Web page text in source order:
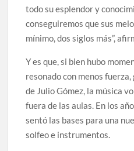
todo su esplendor y
conseguiremos que sus
mínimo, dos siglos más”,
Y es que, si bien hubo
resonado con menos
de Julio Gómez, la música
fuera de las aulas. En los
sentó las bases para una
solfeo e instrumentos.